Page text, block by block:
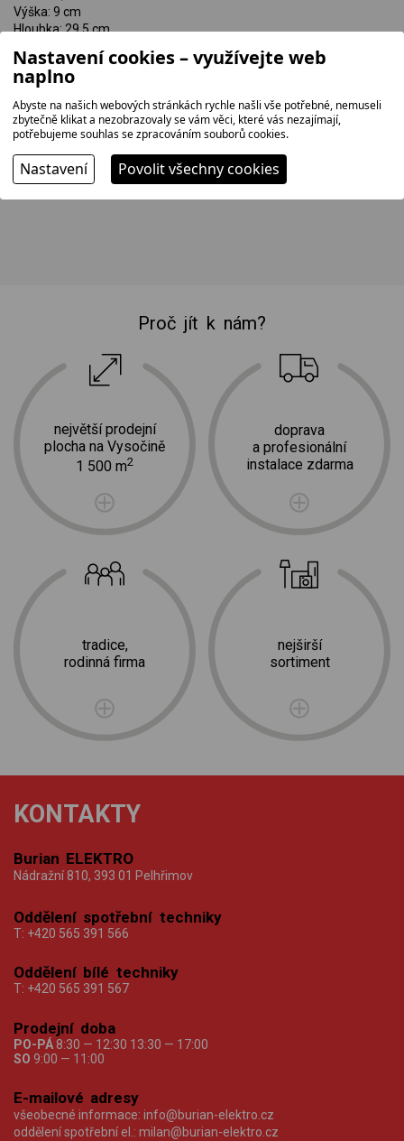
Výška: 9 cm
Hloubka: 29,5 cm
Rozměry balení:
Výška: 9 cm
Hloubka: 29,5 cm
Proč jít k nám?
největší prodejní
plocha na Vysočině
1 500 m2
tradice,
rodinná firma
doprava
a profesionální
instalace zdarma
nejširší
sortiment
KONTAKTY
Burian ELEKTRO
Nádražní 810, 393 01 Pelhřimov
Oddělení spotřební techniky
T: +420 565 391 566
Oddělení bílé techniky
T: +420 565 391 567
Prodejní doba
PO-PÁ 8:30 — 12:30 13:30 — 17:00
SO 9:00 — 11:00
E-mailové adresy
všeobecné informace: info@burian-elektro.cz
oddělení spotřební el.: milan@burian-elektro.cz
Nastavení cookies – využívejte web
naplno
Abyste na našich webových stránkách rychle našli vše potřebné, nemuseli
zbytečně klikat a nezobrazovaly se vám věci, které vás nezajímají,
potřebujeme souhlas se zpracováním souborů cookies.
Nastavení Povolit všechny cookies